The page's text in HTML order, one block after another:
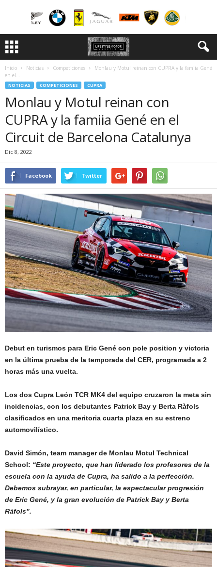
Inicio Noticias Competiciones
Monlau y Motul reinan con CUPRA y la famiia Gené
en el...
NOTICIAS COMPETICIONES CUPRA
Monlau y Motul reinan con
CUPRA y la famiia Gené en el
Circuit de Barcelona Catalunya
Dic 8, 2022
Facebook Twitter
Debut en turismos para Eric Gené con pole position y victoria
en la última prueba de la temporada del CER, programada a 2
horas más una vuelta.
Los dos Cupra León TCR MK4 del equipo cruzaron la meta sin
incidencias, con los debutantes Patrick Bay y Berta Ràfols
clasificados en una meritoria cuarta plaza en su estreno
automovilístico.
David Simón, team manager de Monlau Motul Technical
School: “Este proyecto, que han liderado los profesores de la
escuela con la ayuda de Cupra, ha salido a la perfección.
Debemos subrayar, en particular, la espectacular progresión
de Eric Gené, y la gran evolución de Patrick Bay y Berta
Ràfols”.